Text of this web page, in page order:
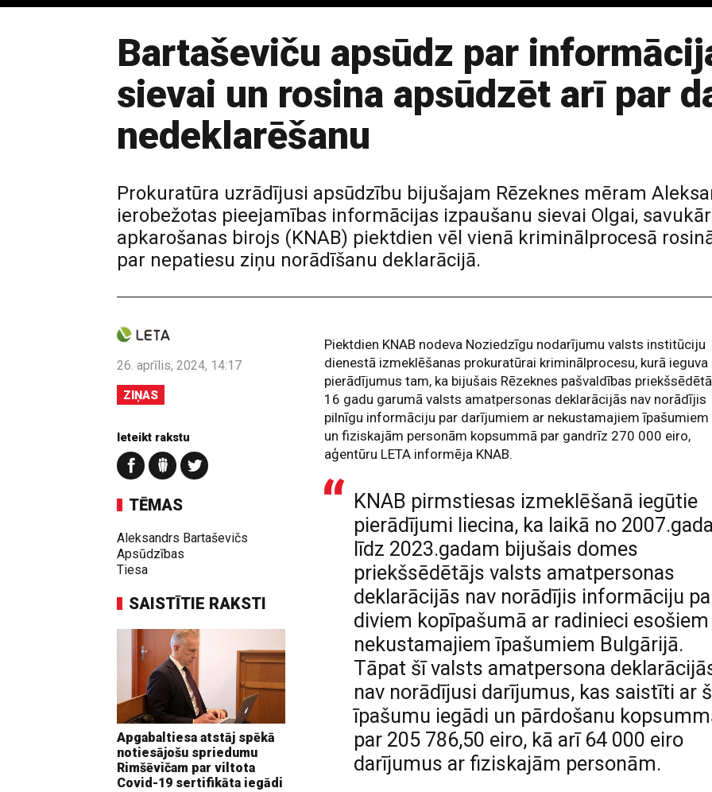
Bartaševiču apsūdz par
sievai un rosina apsūdzēt arī par
nedeklarēšanu
Prokuratūra uzrādījusi apsūdzību bijušajam Rēzeknes mēram
ierobežotas pieejamības informācijas izpaušanu sievai Olgai,
apkarošanas birojs (KNAB) piektdien vēl vienā kriminālprocesā
par nepatiesu ziņu norādīšanu deklarācijā.
26. aprīlis, 2024, 14:17
ZIŅAS
Ieteikt rakstu
TĒMAS
Aleksandrs Bartaševičs
Apsūdzības
Tiesa
SAISTĪTIE RAKSTI
Apgabaltiesa atstāj spēkā
notiesājošu spriedumu
Rimšēvičam par viltota
Covid-19 sertifikāta iegādi
Piektdien KNAB nodeva Noziedzīgu nodarījumu valsts institūciju
dienestā izmeklēšanas prokuratūrai kriminālprocesu, kurā ieguva
pierādījumus tam, ka bijušais Rēzeknes pašvaldības
16 gadu garumā valsts amatpersonas deklarācijās nav norādījis
pilnīgu informāciju par darījumiem ar nekustamajiem īpašumiem
un fiziskajām personām kopsummā par gandrīz 270 000 eiro,
aģentūru LETA informēja KNAB.
KNAB pirmstiesas izmeklēšanā iegūtie
pierādījumi liecina, ka laikā no 2007.gada
līdz 2023.gadam bijušais domes
priekšsēdētājs valsts amatpersonas
deklarācijās nav norādījis informāciju
diviem kopīpašumā ar radinieci esošiem
nekustamajiem īpašumiem Bulgārijā.
Tāpat šī valsts amatpersona
nav norādījusi darījumus, kas saistīti ar
īpašumu iegādi un pārdošanu
par 205 786,50 eiro, kā arī 64 000 eiro
darījumus ar fiziskajām personām.